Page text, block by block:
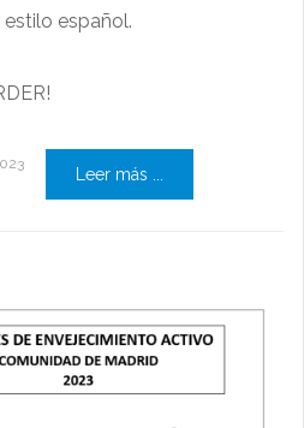
español.
Leer más ...